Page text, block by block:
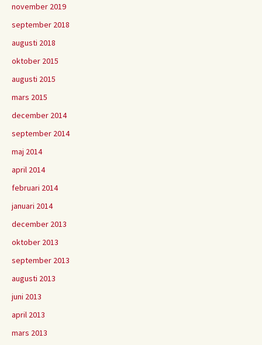
november 2019
september 2018
augusti 2018
oktober 2015
augusti 2015
mars 2015
december 2014
september 2014
maj 2014
april 2014
februari 2014
januari 2014
december 2013
oktober 2013
september 2013
augusti 2013
juni 2013
april 2013
mars 2013